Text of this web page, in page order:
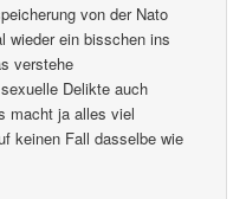
von der Nato
wieder ein bisschen ins
verstehe
Delikte auch
macht ja alles viel
keinen Fall dasselbe wie